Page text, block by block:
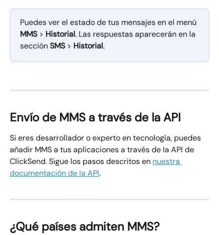
Puedes ver el estado de tus mensajes en el menú
MMS > Historial. Las respuestas aparecerán en la
sección SMS > Historial.
Envío de MMS a través de la API
Si eres desarrollador o experto en tecnología, puedes
añadir MMS a tus aplicaciones a través de la API de
ClickSend. Sigue los pasos descritos en nuestra
documentación de la API.
¿Qué países admiten MMS?